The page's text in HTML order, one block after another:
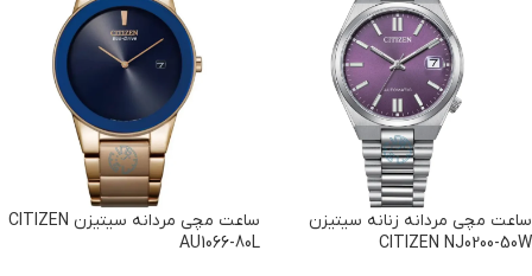
ساعت مچی مردانه زنانه سیتیزن
CITIZEN NJ0200-50W
ساعت مچی مردانه سیتیزن CITIZEN
AU1066-80L